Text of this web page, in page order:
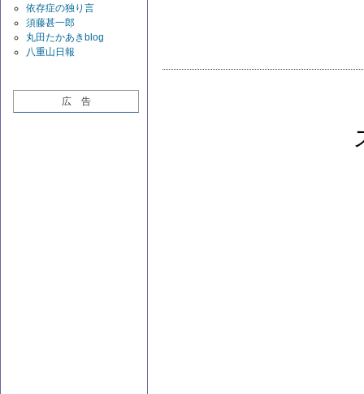
依存症の独り言
須藤甚一郎
丸田たかあきblog
八重山日報
広 告